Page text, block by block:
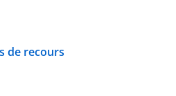
de recours